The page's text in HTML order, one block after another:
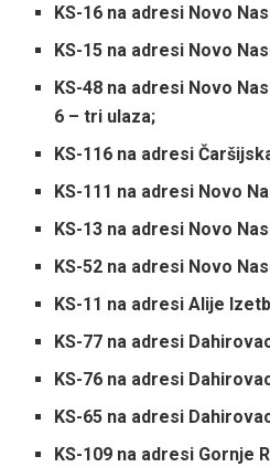
KS-16 na adresi Novo
KS-15 na adresi Novo
KS-48 na adresi Novo
6 – tri ulaza;
KS-116 na adresi
KS-111 na adresi Novo
KS-13 na adresi Novo
KS-52 na adresi Novo
KS-11 na adresi Alije
KS-77 na adresi
KS-76 na adresi
KS-65 na adresi
KS-109 na adresi Gornje